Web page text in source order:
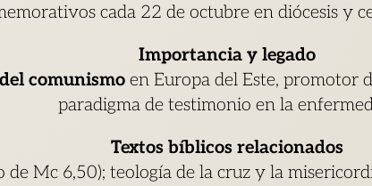
cada 22 de octubre en diócesis y
Importancia y legado
comunismoen Europa del Este, promotor
paradigma de testimonio en la
Textos bíblicos relacionados
de Mc 6,50); teología de la cruz y la